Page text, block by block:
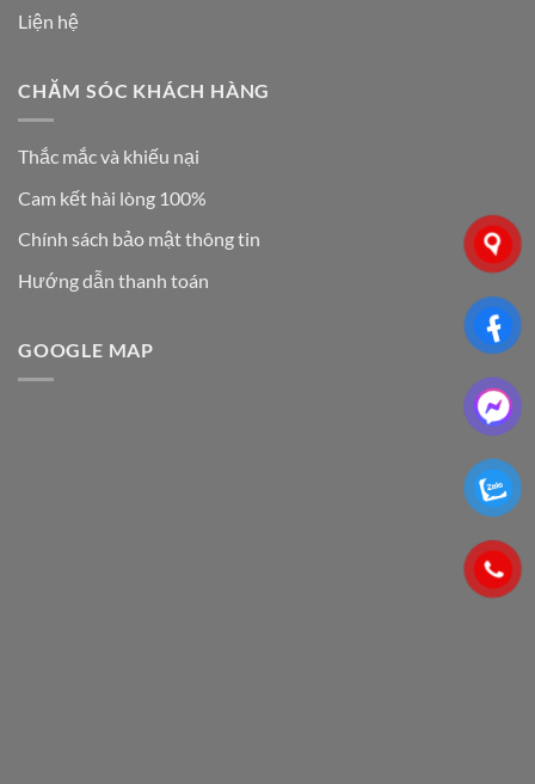
Liện hệ
CHĂM SÓC KHÁCH HÀNG
Thắc mắc và khiếu nại
Cam kết hài lòng 100%
Chính sách bảo mật thông tin
Hướng dẫn thanh toán
GOOGLE MAP